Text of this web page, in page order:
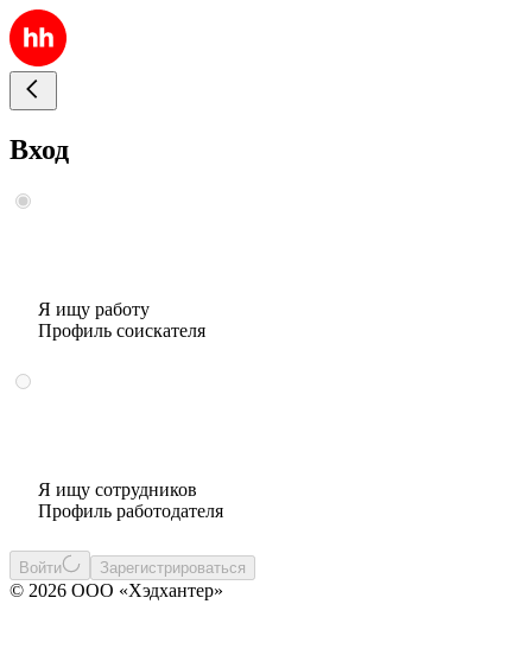
Вход
Я ищу работу
Профиль соискателя
Я ищу сотрудников
Профиль работодателя
Войти Зарегистрироваться
© 2026 ООО «Хэдхантер»